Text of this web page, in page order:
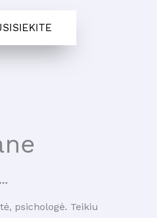
psichologė. Teikiu